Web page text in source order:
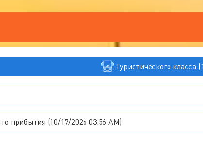
.Туристического класса
прибытия (10/17/2026 03:56 AM)